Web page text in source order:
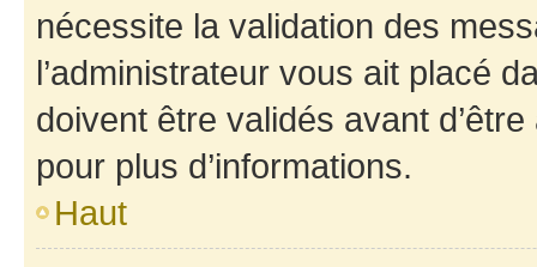
nécessite la validation des
l’administrateur vous ait placé
doivent être validés avant
pour plus d’informations.
Haut